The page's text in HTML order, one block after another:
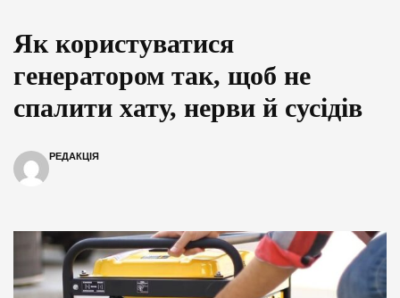
Як користуватися
генератором так, щоб не
спалити хату, нерви й сусідів
РЕДАКЦІЯ